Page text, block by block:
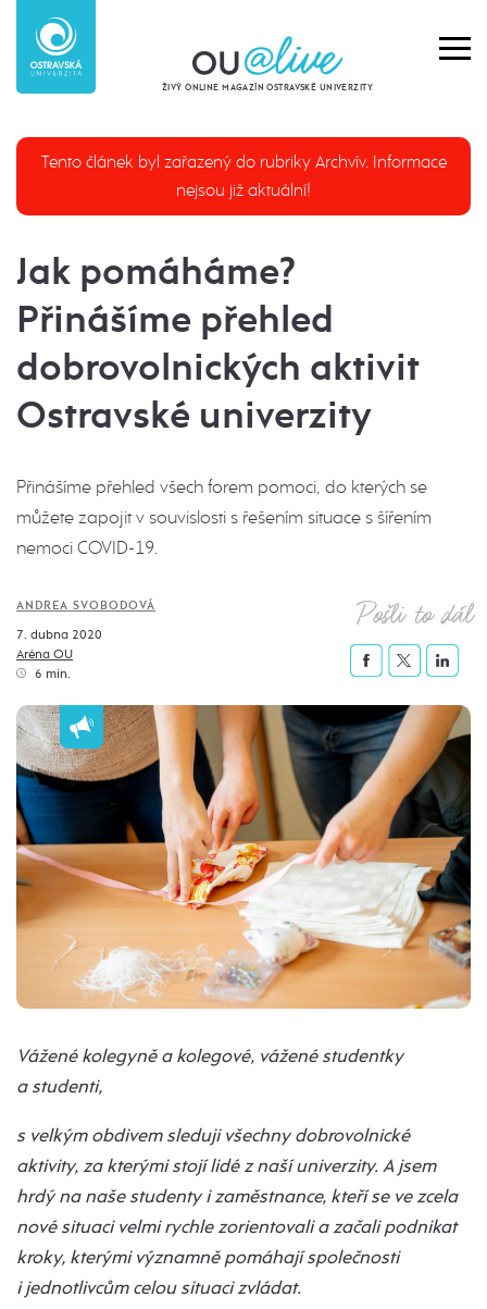
ŽIVÝ ONLINE MAGAZÍN OSTRAVSKÉ UNIVERZITY
Tento článek byl zařazený do rubriky Archvív. Informace
nejsou již aktuální!
Jak pomáháme?
Přinášíme přehled
dobrovolnických aktivit
Ostravské univerzity
Přinášíme přehled všech forem pomoci, do kterých se
můžete zapojit v souvislosti s řešením situace s šířením
nemoci COVID-19.
ANDREA SVOBODOVÁ
7. dubna 2020
Aréna OU
6 min.
Pošli to dál
Vážené kolegyně a kolegové, vážené studentky
a studenti,
s velkým obdivem sleduji všechny dobrovolnické
aktivity, za kterými stojí lidé z naší univerzity. A jsem
hrdý na naše studenty i zaměstnance, kteří se ve zcela
nové situaci velmi rychle zorientovali a začali podnikat
kroky, kterými významně pomáhají společnosti
i jednotlivcům celou situaci zvládat.